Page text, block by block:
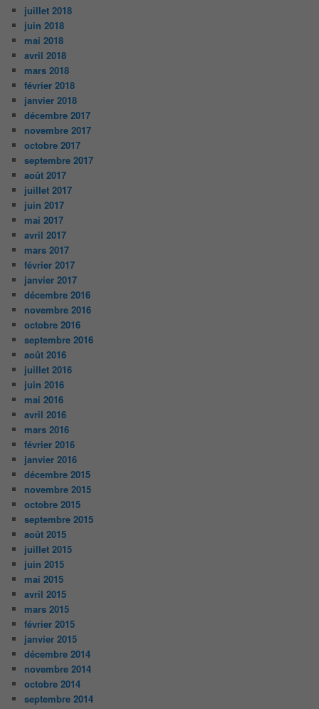
juillet 2018
juin 2018
mai 2018
avril 2018
mars 2018
février 2018
janvier 2018
décembre 2017
novembre 2017
octobre 2017
septembre 2017
août 2017
juillet 2017
juin 2017
mai 2017
avril 2017
mars 2017
février 2017
janvier 2017
décembre 2016
novembre 2016
octobre 2016
septembre 2016
août 2016
juillet 2016
juin 2016
mai 2016
avril 2016
mars 2016
février 2016
janvier 2016
décembre 2015
novembre 2015
octobre 2015
septembre 2015
août 2015
juillet 2015
juin 2015
mai 2015
avril 2015
mars 2015
février 2015
janvier 2015
décembre 2014
novembre 2014
octobre 2014
septembre 2014